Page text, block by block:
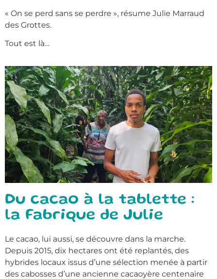
« On se perd sans se perdre », résume Julie Marraud
des Grottes.
Tout est là…
Du cacao à la tablette :
la Fabrique de Julie
Le cacao, lui aussi, se découvre dans la marche.
Depuis 2015, dix hectares ont été replantés, des
hybrides locaux issus d’une sélection menée à partir
des cabosses d’une ancienne cacaoyère centenaire